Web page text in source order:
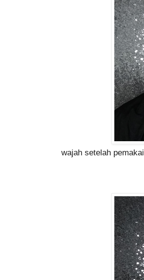
wajah setelah